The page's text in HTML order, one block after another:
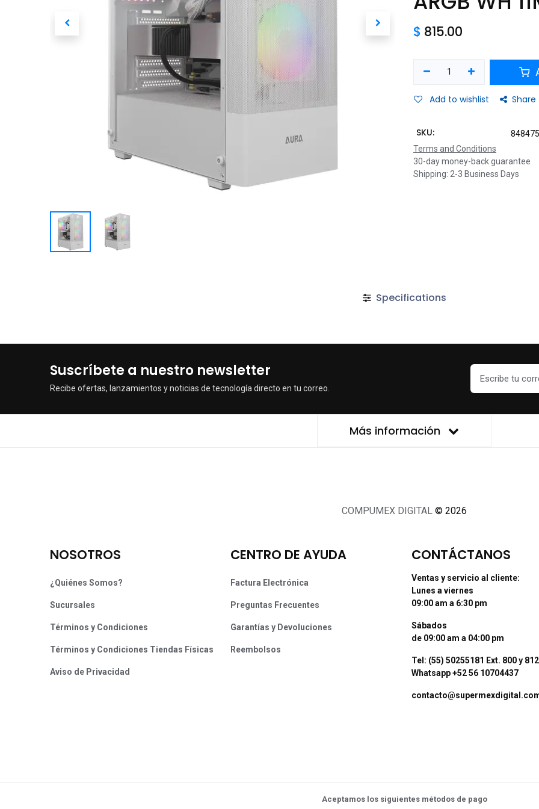
$ 815.00
Add to wishlist Share
SKU:
Terms and Conditions
30-day money-back guarantee
Shipping: 2-3 Business Days
Specifications
Suscríbete a nuestro newsletter
Recibe ofertas, lanzamientos y noticias de tecnología directo en tu correo.
Más información
COMPUMEX DIGITAL © 2026
NOSOTROS
¿Quiénes Somos?
Sucursales
Términos y Condiciones
Términos y Condiciones Tiendas Físicas
Aviso de Privacidad
CENTRO DE AYUDA
Factura Electrónica
Preguntas Frecuentes
Garantías y Devoluciones
Reembolsos
CONTÁCTANOS
Ventas y servicio al cliente:
Lunes a viernes
09:00 am a 6:30 pm
Sábados
de 09:00 am a 04:00 pm
Tel: (55) 50255181 Ext. 800 y 812
Whatsapp +52 56 10704437
Aceptamos los siguientes métodos de pago